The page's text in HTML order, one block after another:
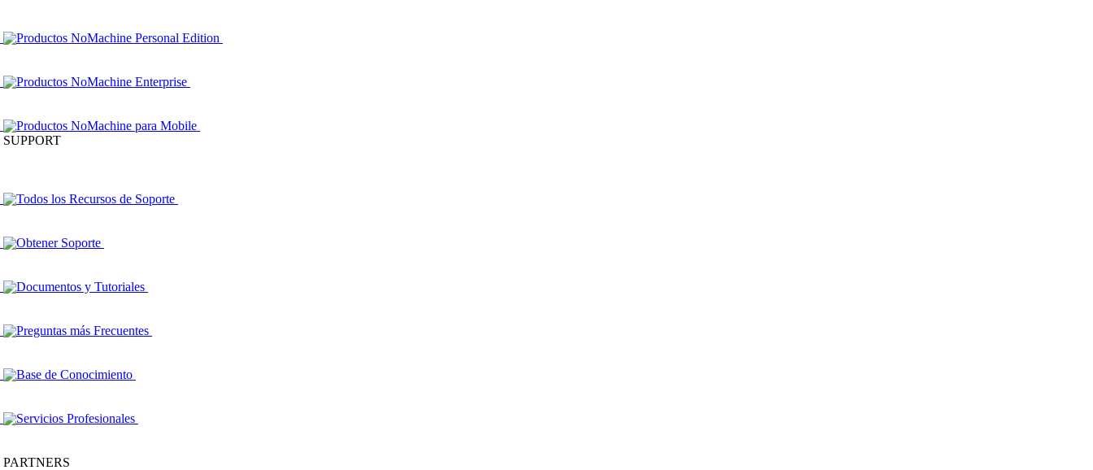
Productos NoMachine Personal Edition
Productos NoMachine Enterprise
Productos NoMachine para Mobile
SUPPORT
Todos los Recursos de Soporte
Obtener Soporte
Documentos y Tutoriales
Preguntas más Frecuentes
Base de Conocimiento
Servicios Profesionales
PARTNERS